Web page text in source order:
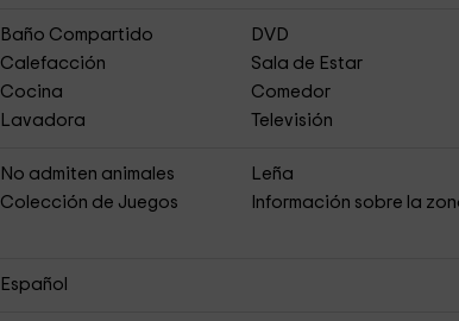
Baño Compartido
DVD
Calefacción
Sala de Estar
Cocina
Comedor
Lavadora Televisión
No admiten animales
Leña
Colección de Juegos
Información sobre la
Español